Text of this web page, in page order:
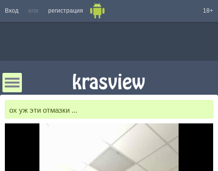
Вход или регистрация 18+
ох уж эти отмазки ...